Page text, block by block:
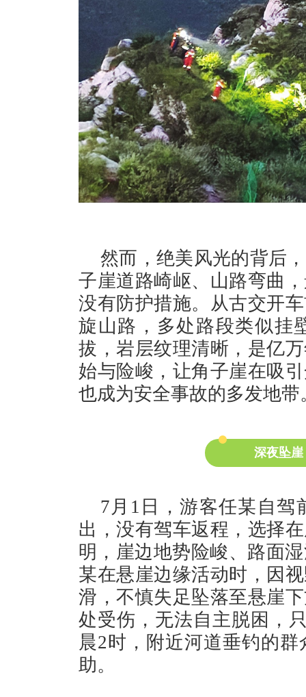
然而，绝美风光的背后
子崖道路崎岖、山路弯曲
没有防护措施。从古交开
旋山路，多处路段类似挂
拔，岩层纹理清晰，是亿
始与险峻，让角子崖在吸
也成为安全事故的多发地带
深夜坠
7月1日，游客任某自驾
出，没有驾车返程，选择
明，崖边地势险峻、路面
某在悬崖边缘活动时，因
滑，不慎失足坠落至悬崖
处受伤，无法自主脱困，
晨2时，附近河道垂钓的
助。